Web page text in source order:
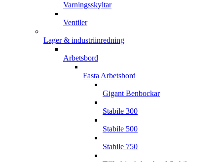
Varningsskyltar
Ventiler
Lager & industriinredning
Arbetsbord
Fasta Arbetsbord
Gigant Benbockar
Stabile 300
Stabile 500
Stabile 750